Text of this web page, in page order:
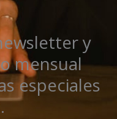
y
mensual
especiales